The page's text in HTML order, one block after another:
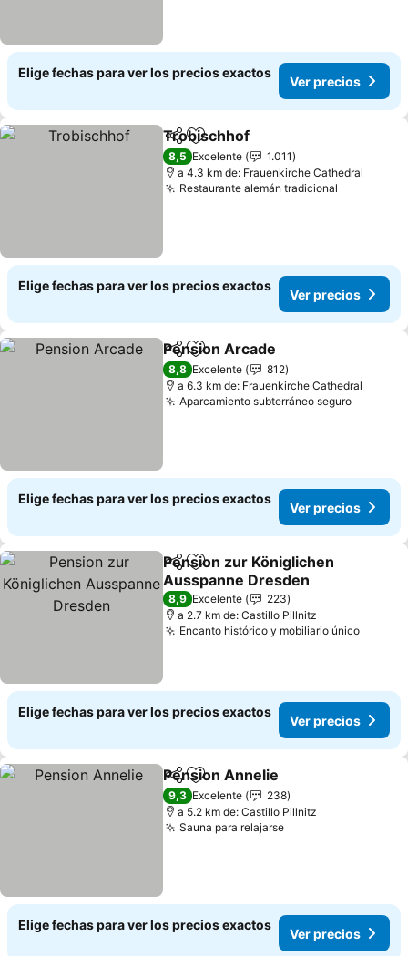
Elige fechas para ver los precios exactos
Ver precios
Compartir
Agregar a favoritos
Trobischhof
8,5 Excelente
1.011
a 4.3 km de: Frauenkirche Cathedral
Restaurante alemán tradicional
Elige fechas para ver los precios exactos
Ver precios
CompartirAgregar a favoritos
Pension Arcade
8,8 Excelente
812
a 6.3 km de: Frauenkirche Cathedral
Aparcamiento subterráneo seguro
Elige fechas para ver los precios exactos
Ver precios
CompartirAgregar a favoritos
Pension zur Königlichen
Ausspanne Dresden
8,9 Excelente
223
a 2.7 km de: Castillo Pillnitz
Encanto histórico y mobiliario único
Elige fechas para ver los precios exactos
Ver precios
CompartirAgregar a favoritos
Pension Annelie
9,3 Excelente
238
a 5.2 km de: Castillo Pillnitz
Sauna para relajarse
Elige fechas para ver los precios exactos
Ver precios